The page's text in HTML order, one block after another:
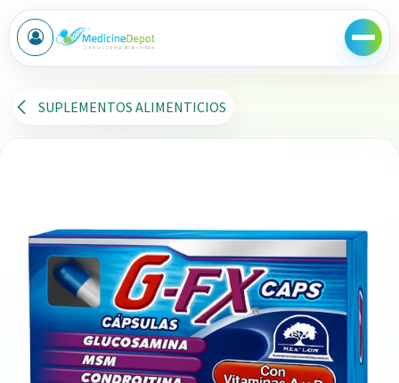
Ir al contenido
SUPLEMENTOS ALIMENTICIOS